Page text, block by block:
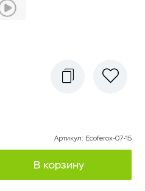
Артикул: Ecoferox-07-15
В корзину